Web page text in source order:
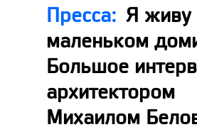
Пресса: Я живу
маленьком
Большое
архитектором
Михаилом